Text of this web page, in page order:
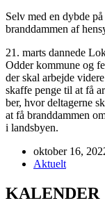
Selv med en dyb­de
brand­dam­men af
21. marts dan­ne­de
Odder kom­mu­ne og
der skal arbej­de
skaf­fe pen­ge til at få
ber, hvor del­ta­ger­ne
at få brand­dam­men
i landsbyen.
oktober 16,
Aktuelt
KALENDER